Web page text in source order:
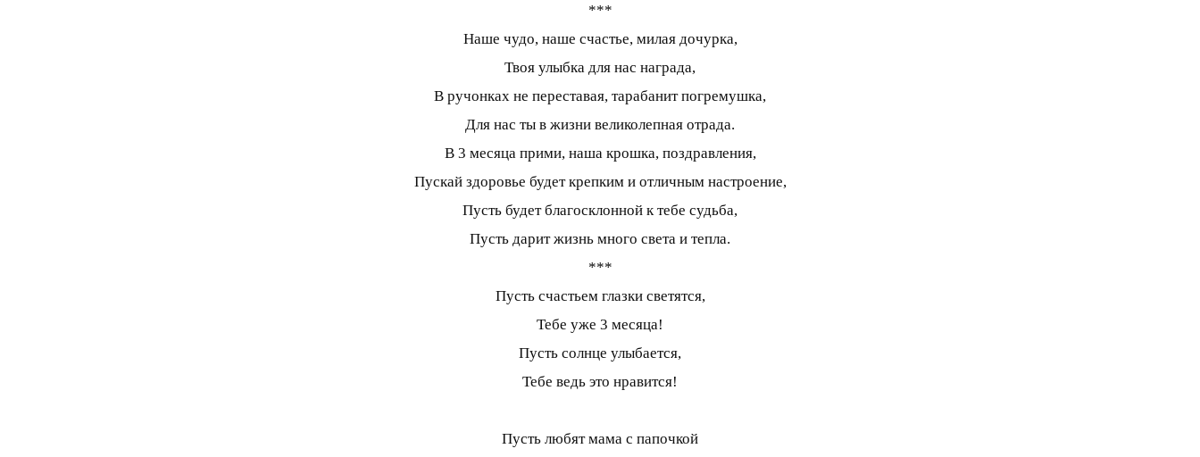
***
Наше чудо, наше счастье, милая дочурка,
Твоя улыбка для нас награда,
В ручонках не переставая, тарабанит погремушка,
Для нас ты в жизни великолепная отрада.
В 3 месяца прими, наша крошка, поздравления,
Пускай здоровье будет крепким и отличным настроение,
Пусть будет благосклонной к тебе судьба,
Пусть дарит жизнь много света и тепла.
***
Пусть счастьем глазки светятся,
Тебе уже 3 месяца!
Пусть солнце улыбается,
Тебе ведь это нравится!
Пусть любят мама с папочкой